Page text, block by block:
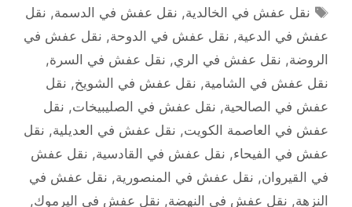
الوسوم
نقل عفش في الخالدية, نقل عفش في الدسمة, نقل
عفش في الدعية, نقل عفش في الدوحة, نقل عفش في
الروضة, نقل عفش في الري, نقل عفش في السرة,
نقل عفش في الشامية, نقل عفش في الشويخ, نقل
عفش في الصالحية, نقل عفش في الصليبيخات, نقل
عفش في العاصمة الكويت, نقل عفش في العديلية, نقل
عفش في الفيحاء, نقل عفش في القادسية, نقل عفش
في القيروان, نقل عفش في المنصورية, نقل عفش في
النزهة, نقل عفش في النهضة, نقل عفش في اليرموك,